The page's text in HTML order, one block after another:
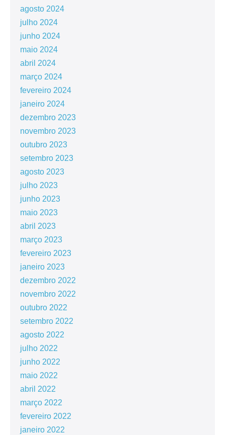
agosto 2024
julho 2024
junho 2024
maio 2024
abril 2024
março 2024
fevereiro 2024
janeiro 2024
dezembro 2023
novembro 2023
outubro 2023
setembro 2023
agosto 2023
julho 2023
junho 2023
maio 2023
abril 2023
março 2023
fevereiro 2023
janeiro 2023
dezembro 2022
novembro 2022
outubro 2022
setembro 2022
agosto 2022
julho 2022
junho 2022
maio 2022
abril 2022
março 2022
fevereiro 2022
janeiro 2022